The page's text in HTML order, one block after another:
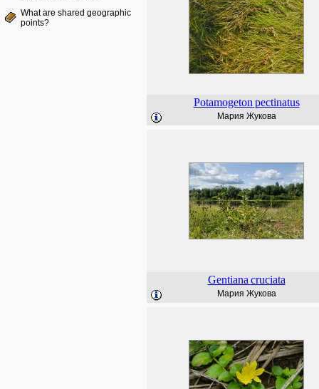
What are shared geographic
points?
Potamogeton pectinatus
Мария Жукова
Gentiana cruciata
Мария Жукова